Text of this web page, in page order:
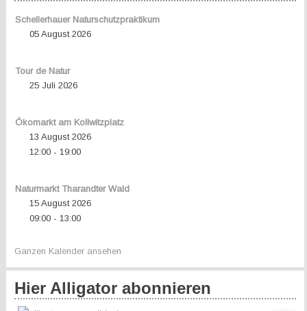
Schellerhauer Naturschutzpraktikum
05 August 2026
Tour de Natur
25 Juli 2026
Ökomarkt am Kollwitzplatz
13 August 2026
12:00- 19:00
Naturmarkt Tharandter Wald
15 August 2026
09:00- 13:00
Ganzen Kalender ansehen
Hier Alligator abonnieren